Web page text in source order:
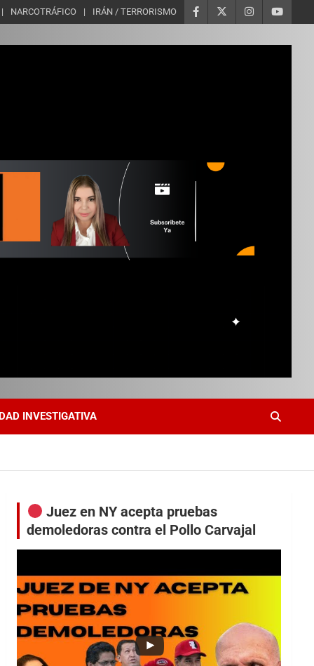
NARCOTRÁFICO IRÁN / TERRORISMO
INVESTIGATIVA
Juez en NY acepta pruebas
demoledoras contra el Pollo Carvajal